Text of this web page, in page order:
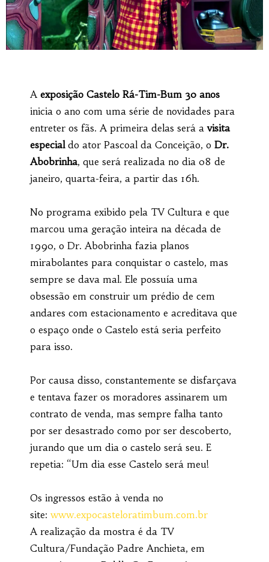
A exposição Castelo Rá-Tim-Bum 30 anos
inicia o ano com uma série de novidades para
entreter os fãs. A primeira delas será avisita
especial do ator Pascoal da Conceição, o Dr.
Abobrinha, que será realizada no dia 08 de
janeiro, quarta-feira, a partir das 16h.
No programa exibido pela TV Cultura e que
marcou uma geração inteira na década de
1990, o Dr. Abobrinha fazia planos
mirabolantes para conquistar o castelo, mas
sempre se dava mal. Ele possuía uma
obsessão em construir um prédio de cem
andares com estacionamento e acreditava que
o espaço onde o Castelo está seria perfeito
para isso.
Por causa disso, constantemente se disfarçava
e tentava fazer os moradores assinarem um
contrato de venda, mas sempre falha tanto
por ser desastrado como por ser descoberto,
jurando que um dia o castelo será seu. E
repetia: “Um dia esse Castelo será meu!
Os ingressos estão à venda no
site: www.expocasteloratimbum.com.br
A realização da mostra é da TV
Cultura/Fundação Padre Anchieta, em